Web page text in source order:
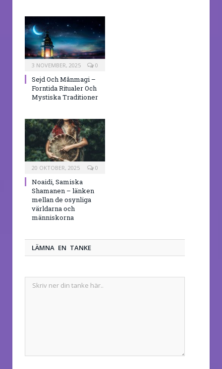
3 NOVEMBER, 2025 0
Sejd Och Månmagi –
Forntida Ritualer Och
Mystiska Traditioner
20 OKTOBER, 2025 0
Noaidi, Samiska
Shamanen – länken
mellan de osynliga
världarna och
människorna
LÄMNA EN TANKE